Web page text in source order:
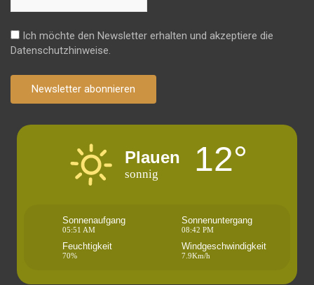
Ich möchte den Newsletter erhalten und akzeptiere die
Datenschutzhinweise.
Newsletter abonnieren
Plauen
sonnig 12°
Sonnenaufgang
05:51 AM
Sonnenuntergang
08:42 PM
Feuchtigkeit
70%
Windgeschwindigkeit
7.9Km/h